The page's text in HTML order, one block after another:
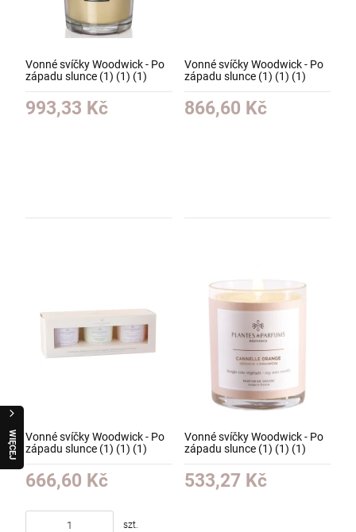
W
I
Ę
C
E
J
R
A
Q
U
O
Vonné svíčky Woodwick - Po
západu slunce (1) (1) (1)
993,33 Kč
Vonné svíčky Woodwick - Po
západu slunce (1) (1) (1)
866,60 Kč
Vonné svíčky Woodwick - Po
západu slunce (1) (1) (1)
666,60 Kč
szt.
Vonné svíčky Woodwick - Po
západu slunce (1) (1) (1)
533,27 Kč